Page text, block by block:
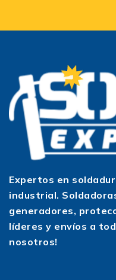
Expertos en
industrial.
generadores,
líderes y envíos a
nosotros!